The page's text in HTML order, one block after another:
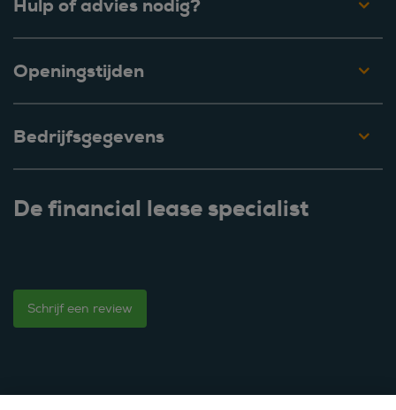
Hulp of advies nodig?
Openingstijden
Bedrijfsgegevens
De financial lease specialist
Schrijf een review